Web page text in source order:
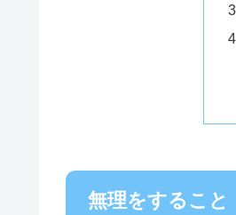
無理をすること